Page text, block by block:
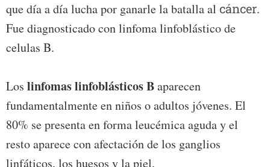
que día a día lucha por ganarle la batalla al cáncer.
Fue diagnosticado con linfoma linfoblástico de
celulas B.
Los linfomas linfoblásticos Baparecen
fundamentalmente en niños o adultos jóvenes. El
80% se presenta en forma leucémica aguda y el
resto aparece con afectación de los ganglios
linfáticos, los huesos y la piel.